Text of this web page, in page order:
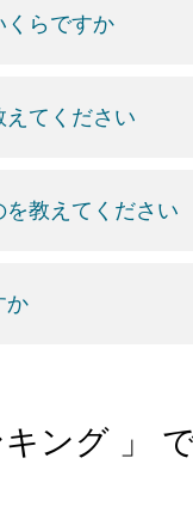
くらですか
てください
教えてください
か
ング 」